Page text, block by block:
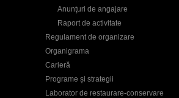
Anunţuri de angajare
Raport de activitate
Regulament de organizare
Organigrama
Carieră
Programe și strategii
Laborator de restaurare-conservare